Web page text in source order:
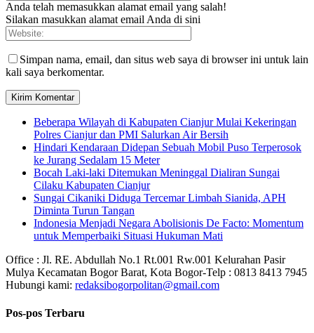
Anda telah memasukkan alamat email yang salah!
Silakan masukkan alamat email Anda di sini
Simpan nama, email, dan situs web saya di browser ini untuk lain
kali saya berkomentar.
Beberapa Wilayah di Kabupaten Cianjur Mulai Kekeringan
Polres Cianjur dan PMI Salurkan Air Bersih
Hindari Kendaraan Didepan Sebuah Mobil Puso Terperosok
ke Jurang Sedalam 15 Meter
Bocah Laki-laki Ditemukan Meninggal Dialiran Sungai
Cilaku Kabupaten Cianjur
Sungai Cikaniki Diduga Tercemar Limbah Sianida, APH
Diminta Turun Tangan
‎Indonesia Menjadi Negara Abolisionis De Facto: Momentum
untuk Memperbaiki Situasi Hukuman Mati
Office : Jl. RE. Abdullah No.1 Rt.001 Rw.001 Kelurahan Pasir
Mulya Kecamatan Bogor Barat, Kota Bogor-Telp : 0813 8413 7945
Hubungi kami: redaksibogorpolitan@gmail.com
Pos-pos Terbaru